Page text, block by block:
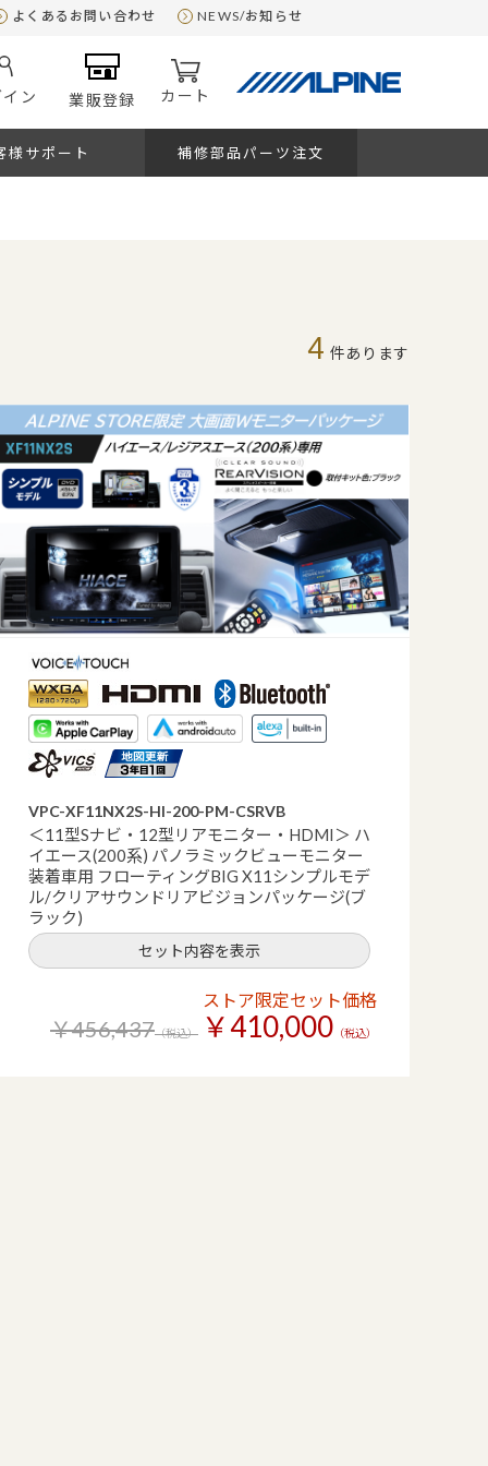
よくあるお問い合わせ NEWS/お知らせ
ン 業販登録 カート
様サポート 補修部品パーツ注文
4 件あります
VPC-XF11NX2S-HI-200-PM-CSRVB
＜11型Sナビ・12型リアモニター・HDMI＞ ハ
イエース(200系) パノラミックビューモニター
装着車用 フローティングBIG X11シンプルモデ
ル/クリアサウンドリアビジョンパッケージ(ブ
ラック)
セット内容を表示
ストア限定セット価格
￥456,437（税込） ￥410,000 （税込）